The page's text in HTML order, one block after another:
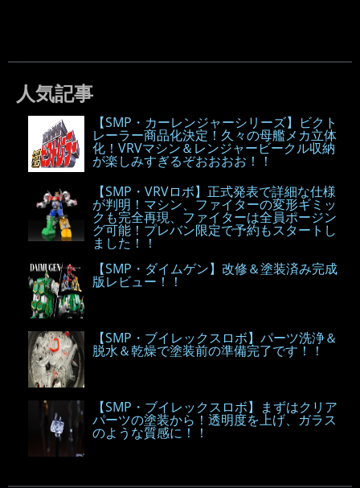
人気記事
【SMP・カーレンジャーシリーズ】ビクト
レーラー商品化決定！久々の母艦メカ立体
化！VRVマシン＆レンジャービークル収納
が楽しみすぎるぞおおおお！！
【SMP・VRVロボ】正式発表で詳細な仕様
が判明！マシン、ファイターの変形ギミッ
クも完全再現、ファイターは全員ポージン
グ可能！プレバン限定で予約もスタートし
ました！！
【SMP・ダイムゲン】改修＆塗装済み完成
版レビュー！！
【SMP・ブイレックスロボ】パーツ洗浄＆
脱水＆乾燥で塗装前の準備完了です！！
【SMP・ブイレックスロボ】まずはクリア
パーツの塗装から！透明度を上げ、ガラス
のような質感に！！